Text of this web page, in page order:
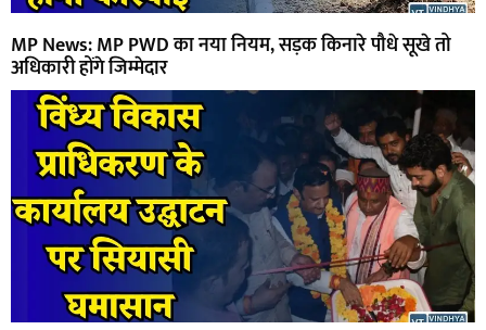
MP News: MP PWD का नया नियम, सड़क किनारे पौधे सूखे तो
अधिकारी होंगे जिम्मेदार